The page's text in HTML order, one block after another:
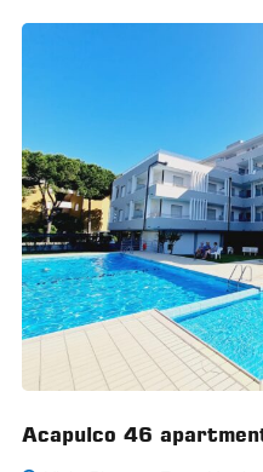
Acapulco 46